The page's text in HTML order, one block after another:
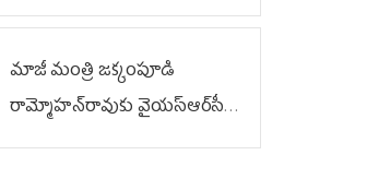
మాజీ మంత్రి జక్కంపూడి
రామ్మోహన్‌రావుకు వైయ‌స్ఆర్‌సీపీ
ఘన నివాళి